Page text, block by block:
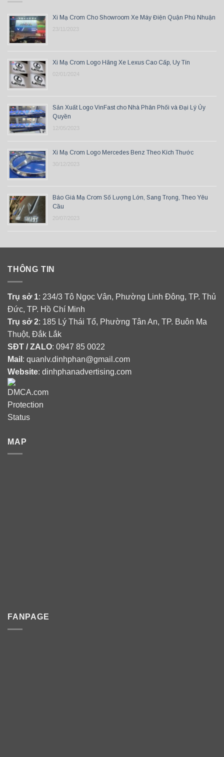
Xi Mạ Crom Cho Showroom Xe Máy Điện Quận Phú Nhuận
23/11/2023
Xi Mạ Crom Logo Hãng Xe Lexus Cao Cấp, Uy Tín
02/01/2024
Sản Xuất Logo VinFast cho Nhà Phân Phối và Đại Lý Ủy
Quyền
12/05/2023
Xi Mạ Crom Logo Mercedes Benz Theo Kích Thước
30/12/2023
Báo Giá Mạ Crom Số Lượng Lớn, Sang Trọng, Theo Yêu
Cầu
20/07/2023
THÔNG TIN
Trụ sở 1: 234/3 Tô Ngọc Vân, Phường Linh Đông, TP. Thủ
Đức, TP. Hồ Chí Minh
Trụ sở 2: 185 Lý Thái Tổ, Phường Tân An, TP. Buôn Ma
Thuột, Đắk Lắk
SĐT / ZALO: 0947 85 0022
Mail : quanlv.dinhphan@gmail.com
Website: dinhphanadvertising.com
MAP
FANPAGE